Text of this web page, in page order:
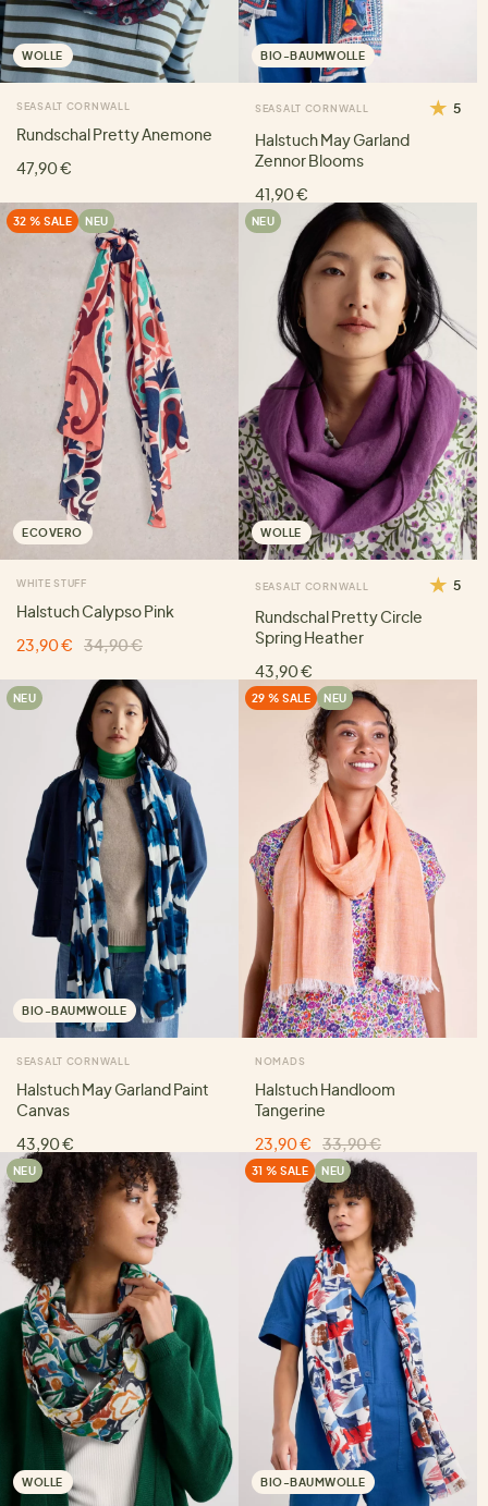
WOLLE
SEASALT CORNWALL
Rundschal Pretty Anemone
47,90 €
BIO-BAUMWOLLE
SEASALT CORNWALL 5
Halstuch May Garland
Zennor Blooms
41,90 €
32 % SALE NEU
ECOVERO
WHITE STUFF
Halstuch Calypso Pink
23,90 €
34,90 €
NEU
WOLLE
SEASALT CORNWALL 5
Rundschal Pretty Circle
Spring Heather
43,90 €
NEU
BIO-BAUMWOLLE
SEASALT CORNWALL
Halstuch May Garland Paint
Canvas
43,90 €
29 % SALE NEU
NOMADS
Halstuch Handloom
Tangerine
23,90 €
33,90 €
NEU
WOLLE
31 % SALE NEU
BIO-BAUMWOLLE